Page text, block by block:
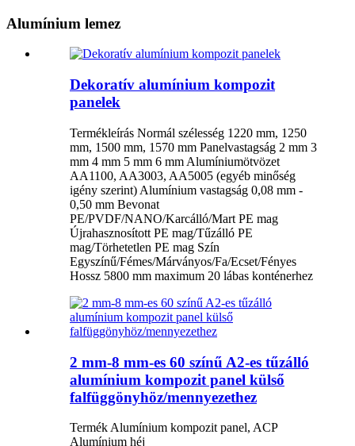
Alumínium lemez
Dekoratív alumínium kompozit
panelek
Termékleírás Normál szélesség 1220 mm, 1250
mm, 1500 mm, 1570 mm Panelvastagság 2 mm 3
mm 4 mm 5 mm 6 mm Alumíniumötvözet
AA1100, AA3003, AA5005 (egyéb minőség
igény szerint) Alumínium vastagság 0,08 mm -
0,50 mm Bevonat
PE/PVDF/NANO/Karcálló/Mart PE mag
Újrahasznosított PE mag/Tűzálló PE
mag/Törhetetlen PE mag Szín
Egyszínű/Fémes/Márványos/Fa/Ecset/Fényes
Hossz 5800 mm maximum 20 lábas konténerhez
2 mm-8 mm-es 60 színű A2-es tűzálló
alumínium kompozit panel külső
falfüggönyhöz/mennyezethez
Termék Alumínium kompozit panel, ACP
Alumínium héj